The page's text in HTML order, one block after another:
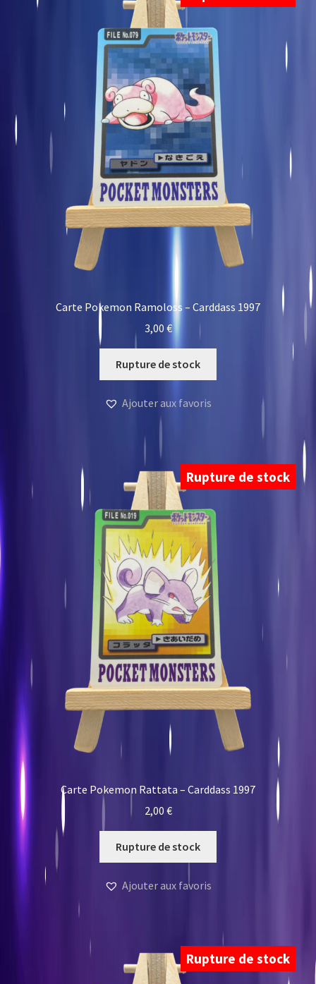
Carte Pokemon Ramoloss – Carddass 1997
3,00 €
Rupture de stock
Ajouter aux favoris
Rupture de stock
Carte Pokemon Rattata – Carddass 1997
2,00 €
Rupture de stock
Ajouter aux favoris
Rupture de stock